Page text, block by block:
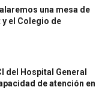
una mesa de
el Colegio de
del Hospital General
de atención en